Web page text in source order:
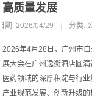
高质量发展
期: 2026/04/29 分类:
2026年4月28日，广州市
展大会在广州逸衡酒店圆
医药领域的深厚积淀与行
产业规范发展、创新升级